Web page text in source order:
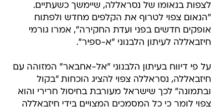
לצפות בנאומו של נסראללה, שיימשך כשעתיים.
"הנאום צפוי לטרוף את הקלפים מחדש ולפתוח
אופקים חדשים בפני ועדת החקירה", אמרו גורמי
חיזבאללה לעיתון הלבנוני "א-ספיר".
על פי דיווח בעיתון הלבנוני "אל-אחבאר" המזוהה עם
חיזבאללה, נסראללה צפוי להציג הוכחות "בקול
ובתמונה" לכך שישראל מעורבת בחיסול חרירי והוא
צפוי לומר כי כל המסמכים המצויים בידי חיזבאללה